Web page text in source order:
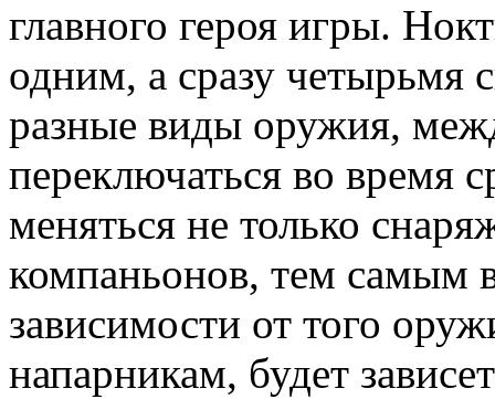
главного героя игры.
одним, а сразу четырьмя
разные виды оружия,
переключаться во время
меняться не только
компаньонов, тем самым
зависимости от того
напарникам, будет